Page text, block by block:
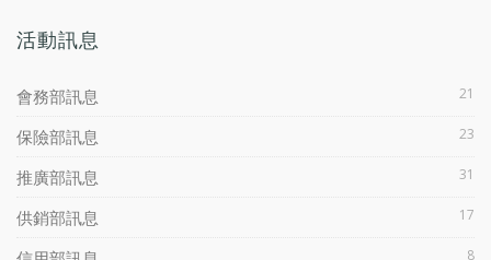
活動訊息
會務部訊息 21
保險部訊息 23
推廣部訊息 31
供銷部訊息 17
8